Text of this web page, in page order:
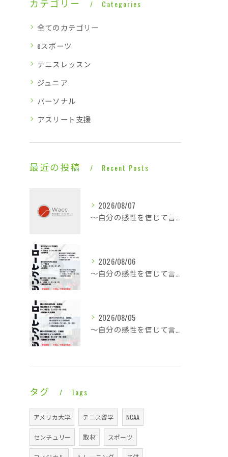
カテゴリー Categories
全てのカテゴリー
eスポーツ
テニスレッスン
ジュニア
パーソナル
アスリート支援
最近の投稿 Recent Posts
2026/08/07
～自分の感性を信じて言動し毎日1ミリ成長する～休憩も多くこの暑さでも快適な平場・・・
2026/08/06
～自分の感性を信じて言動し毎日1ミリ成長する～酷暑に身体は正直に反応で即就寝・・・
2026/08/05
～自分の感性を信じて言動し毎日1ミリ成長する～一日ゆっくり涼やかなライジングレジェンズ・・・
タグ Tags
アメリカ大学 テニス留学 NCAA
センチュリー 取材 スポーツ